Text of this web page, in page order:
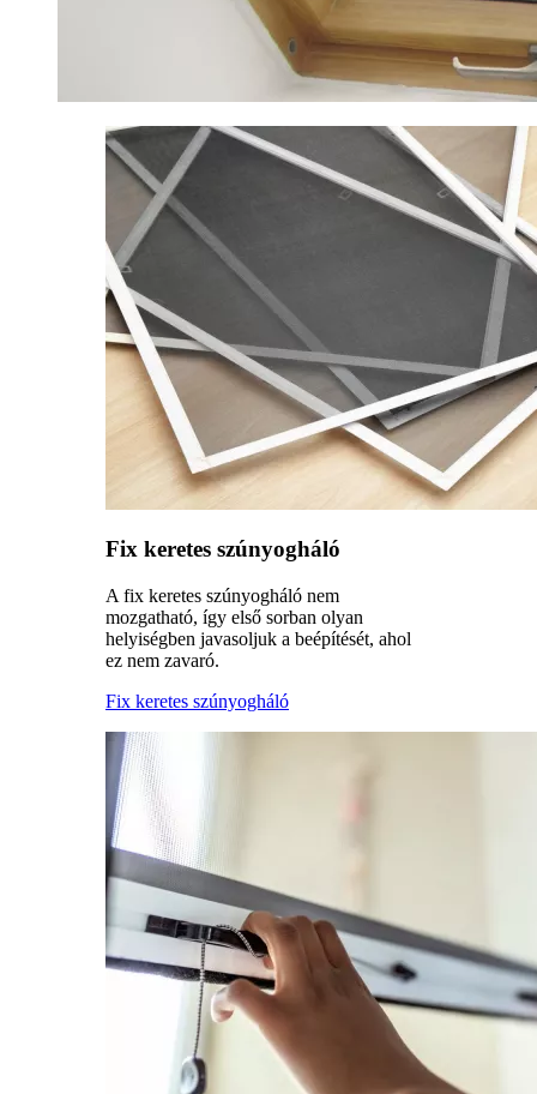
Fix keretes szúnyogháló
A fix keretes szúnyogháló nem
mozgatható, így első sorban olyan
helyiségben javasoljuk a beépítését, ahol
ez nem zavaró.
Fix keretes szúnyogháló